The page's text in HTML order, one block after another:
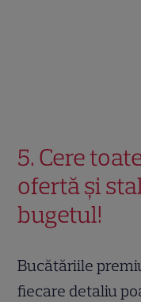
5. Cere
ofertă și
bugetul!
Bucătăriile
fiecare detaliu